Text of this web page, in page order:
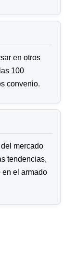
en otros
100
convenio.
mercado
tendencias,
en el armado